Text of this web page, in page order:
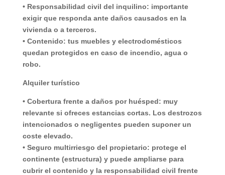
• Responsabilidad civil del inquilino: importante
exigir que responda ante daños causados en la
vivienda o a terceros.
• Contenido: tus muebles y electrodomésticos
quedan protegidos en caso de incendio, agua o
robo.
Alquiler turístico
• Cobertura frente a daños por huésped: muy
relevante si ofreces estancias cortas. Los destrozos
intencionados o negligentes pueden suponer un
coste elevado.
• Seguro multirriesgo del propietario: protege el
continente (estructura) y puede ampliarse para
cubrir el contenido y la responsabilidad civil frente